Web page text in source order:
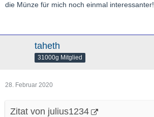
die Münze für mich noch einmal interessanter!
taheth
31000g Mitglied
28. Februar 2020
Zitat von julius1234